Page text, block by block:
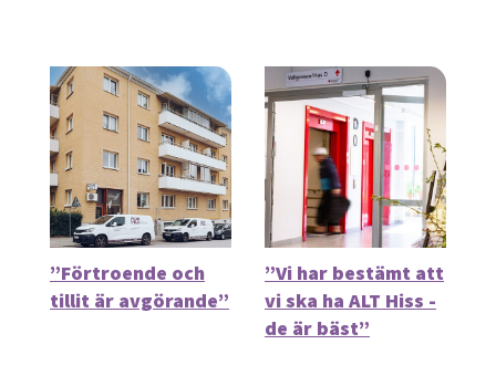
”Förtroende och
tillit är avgörande”
”Vi har bestämt att
vi ska ha ALT Hiss -
de är bäst”